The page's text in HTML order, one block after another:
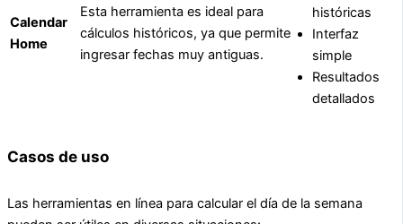
Calendar
Home
Esta herramienta es ideal para
cálculos históricos, ya que permite
ingresar fechas muy antiguas.
históricas
Interfaz
simple
Resultados
detallados
Casos de uso
Las herramientas en línea para calcular el día de la semana